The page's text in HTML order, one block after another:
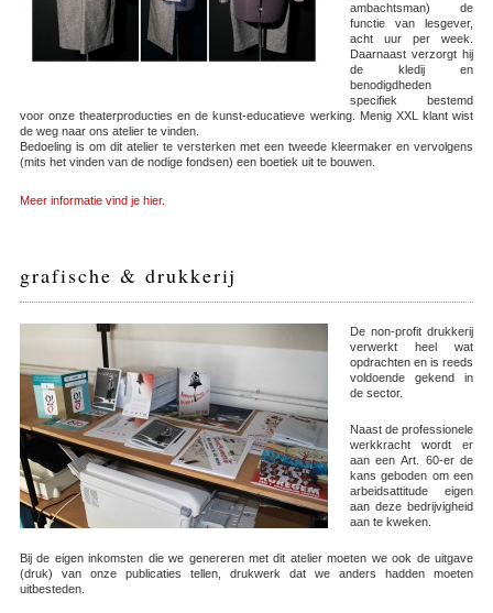
ambachtsman) de
functie van lesgever,
acht uur per week.
Daarnaast verzorgt hij
de kledij en
benodigdheden
specifiek bestemd
voor onze theaterproducties en de kunst-educatieve werking. Menig XXL klant wist
de weg naar ons atelier te vinden.
Bedoeling is om dit atelier te versterken met een tweede kleermaker en vervolgens
(mits het vinden van de nodige fondsen) een boetiek uit te bouwen.
Meer informatie vind je hier.
grafische & drukkerij
De non-profit drukkerij
verwerkt heel wat
opdrachten en is reeds
voldoende gekend in
de sector.
Naast de professionele
werkkracht wordt er
aan een Art. 60-er de
kans geboden om een
arbeidsattitude eigen
aan deze bedrijvigheid
aan te kweken.
Bij de eigen inkomsten die we genereren met dit atelier moeten we ook de uitgave
(druk) van onze publicaties tellen, drukwerk dat we anders hadden moeten
uitbesteden.